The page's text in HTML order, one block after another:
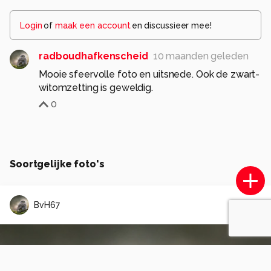
Loginof maak een account en discussieer mee!
radboudhafkenscheid 10 maanden geleden
Mooie sfeervolle foto en uitsnede. Ook de zwart-
witomzetting is geweldig.
0
Soortgelijke foto's
BvH67